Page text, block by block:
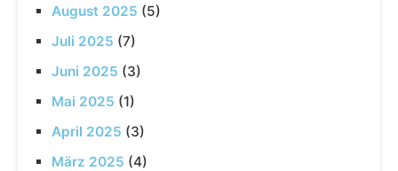
August 2025 (5)
Juli 2025 (7)
Juni 2025 (3)
Mai 2025 (1)
April 2025 (3)
März 2025 (4)